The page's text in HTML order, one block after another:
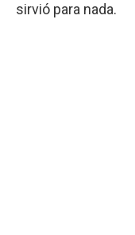
sirvió para nada.